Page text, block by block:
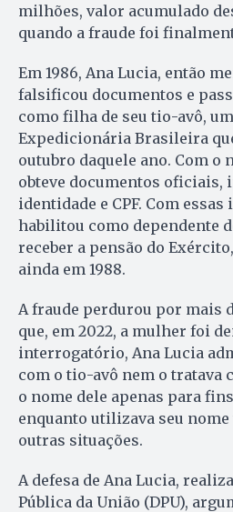
milhões, valor acumulado
quando a fraude foi
Em 1986, Ana Lucia, então
falsificou documentos e
como filha de seu tio-avô,
Expedicionária Brasileira
outubro daquele ano. Com o
obteve documentos oficiais,
identidade e CPF. Com
habilitou como dependente
receber a pensão do
ainda em 1988.
A fraude perdurou por mais
que, em 2022, a mulher foi
interrogatório, Ana Lucia
com o tio-avô nem o tratava
o nome dele apenas para
enquanto utilizava seu
outras situações.
A defesa de Ana Lucia,
Pública da União (DPU),